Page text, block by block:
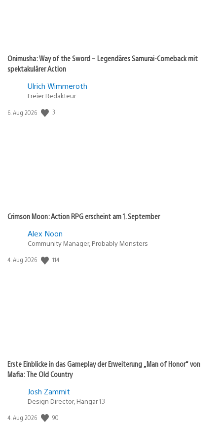
Onimusha: Way of the Sword – Legendäres Samurai-Comeback mit
spektakulärer Action
Ulrich Wimmeroth
Freier Redakteur
Veröffentlichungsdatum:
6. Aug 2026 3
Crimson Moon: Action RPG erscheint am 1. September
Alex Noon
Community Manager, Probably Monsters
Veröffentlichungsdatum:
4. Aug 2026 114
Erste Einblicke in das Gameplay der Erweiterung „Man of Honor“ von
Mafia: The Old Country
Josh Zammit
Design Director, Hangar 13
Veröffentlichungsdatum:
4. Aug 2026 90